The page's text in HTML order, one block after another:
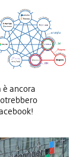
è ancora